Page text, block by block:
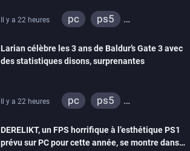
Il y a 22 heures pc
ps5
Larian célèbre les 3 ans de Baldur’s Gate 3 avec
des statistiques disons, surprenantes
Il y a 22 heures pc
ps5
DERELIKT, un FPS horrifique à l’esthétique PS1
prévu sur PC pour cette année, se montre dans